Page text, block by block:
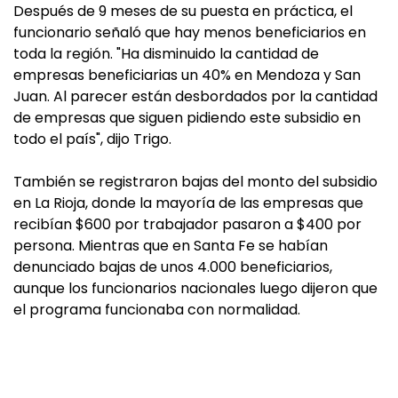
Después de 9 meses de su puesta en práctica, el
funcionario señaló que hay menos beneficiarios en
toda la región. "Ha disminuido la cantidad de
empresas beneficiarias un 40% en Mendoza y San
Juan. Al parecer están desbordados por la cantidad
de empresas que siguen pidiendo este subsidio en
todo el país", dijo Trigo.
También se registraron bajas del monto del subsidio
en La Rioja, donde la mayoría de las empresas que
recibían $600 por trabajador pasaron a $400 por
persona. Mientras que en Santa Fe se habían
denunciado bajas de unos 4.000 beneficiarios,
aunque los funcionarios nacionales luego dijeron que
el programa funcionaba con normalidad.